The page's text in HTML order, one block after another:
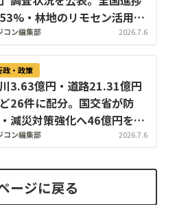
・林地のリモセン活用は
に倍増。リモートセンシン
用で林地の地籍調査が加速
コン編集部 2026.7.6
政・政策
3.63億円・道路21.31億円
26件に配分。国交省が防
減災対策強化へ46億円を令
年度第1回配分
コン編集部 2026.7.6
ージに戻る